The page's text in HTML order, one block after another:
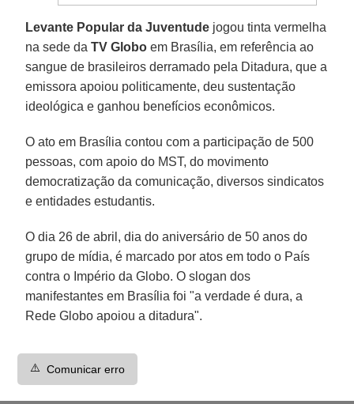
Levante Popular da Juventude jogou tinta vermelha
na sede daTV Globo em Brasília, em referência ao
sangue de brasileiros derramado pela Ditadura, que a
emissora apoiou politicamente, deu sustentação
ideológica e ganhou benefícios econômicos.
O ato em Brasília contou com a participação de 500
pessoas, com apoio do MST, do movimento
democratização da comunicação, diversos sindicatos
e entidades estudantis.
O dia 26 de abril, dia do aniversário de 50 anos do
grupo de mídia, é marcado por atos em todo o País
contra o Império da Globo. O slogan dos
manifestantes em Brasília foi "a verdade é dura, a
Rede Globo apoiou a ditadura".
⚠️ Comunicar erro